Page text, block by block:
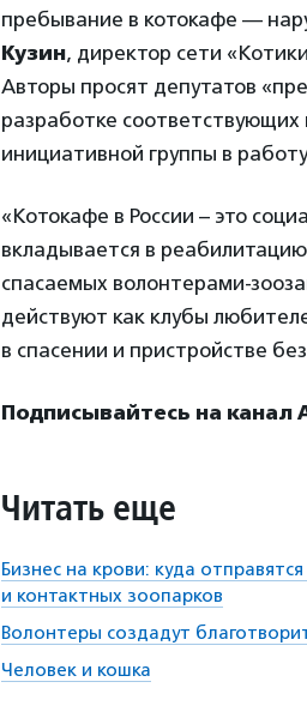
пребывание в котокафе —
Кузин, директор сети
Авторы просят депутатов
разработке
инициативной группы в
«Котокафе в России – это
вкладывается в
спасаемых волонтерами-
действуют как клубы
в спасении и пристройстве
Подписывайтесь на канал
Читать еще
Бизнес на крови: куда
и контактных зоопарков
Волонтеры создадут
Человек и кошка